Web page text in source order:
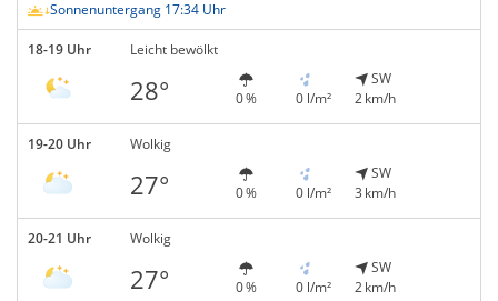
Sonnenuntergang 17:34 Uhr
18-19 Uhr Leicht bewölkt
28° 0 % 0 l/m²
SW
2 km/h
19-20 Uhr Wolkig
27° 0 % 0 l/m²
SW
3 km/h
20-21 Uhr Wolkig
27° 0 % 0 l/m²
SW
2 km/h